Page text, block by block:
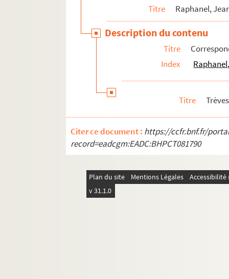
Titre Raphanel,
Description du contenu
Titre
Index
Titre
Citer ce document : https://ccfr.bnf.fr/
record=eadcgm:EADC:BHPCT081790
Plan du site Mentions Légales
v 31.1.0